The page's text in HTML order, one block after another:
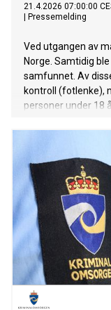
21.4.2026 07:00:00
Pressemelding
Ved utgangen av
Norge. Samtidig
samfunnet. Av
kontroll (fotlenke),
personer under 18